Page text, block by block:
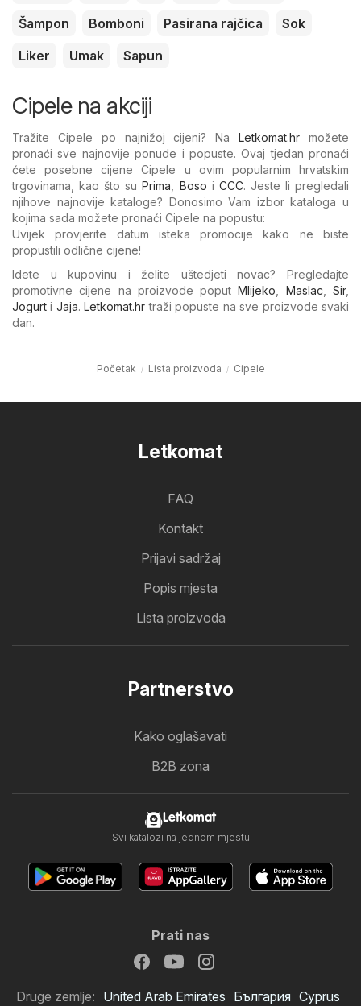
Šampon
Bomboni Pasirana rajčica
Sok
Liker
Umak Sapun
Cipele na akciji
Tražite Cipele po najnižoj cijeni? NaLetkomat.hr možete
pronaći sve najnovije ponude i popuste. Ovaj tjedan pronaći
ćete posebne cijene Cipele u ovim popularnim hrvatskim
trgovinama, kao što suPrima Boso i CCC. Jeste li pregledali
njihove najnovije kataloge? Donosimo Vam izbor kataloga u
kojima sada možete pronaći Cipele na popustu:
Uvijek provjerite datum isteka promocije kako ne biste
propustili odlične cijene!
Idete u kupovinu i želite uštedjeti novac? Pregledajte
promotivne cijene na proizvode poputMlijeko Maslac ,Sir,
Jogurt i Jaja.Letkomat.hr traži popuste na sve proizvode svaki
dan.
Početak Lista proizvoda Cipele
Letkomat
FAQ
Kontakt
Prijavi sadržaj
Popis mjesta
Lista proizvoda
Partnerstvo
Kako oglašavati
B2B zona
Letkomat
Svi katalozi na jednom mjestu
Prati nas
Druge zemlje: United Arab Emirates България Cyprus